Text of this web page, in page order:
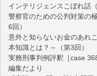
インテリジェンスこぼれ話
警察官のための公判対策の
6回）
意外と知らないお金のあれ
本知識とは？～（第3回）
実務刑事判例評釈［case 368
編集だより